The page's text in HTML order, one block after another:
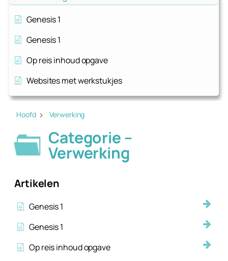
Genesis 1
Genesis 1
Op reis inhoud opgave
Websites met werkstukjes
Hoofd Verwerking
Categorie –
Verwerking
Artikelen
Genesis 1
Genesis 1
Op reis inhoud opgave